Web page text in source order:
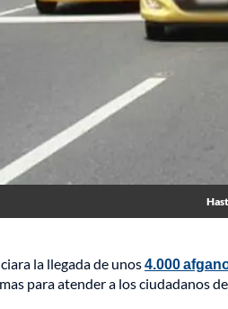
la llegada de unos4.000
para atender a los ciudadanos